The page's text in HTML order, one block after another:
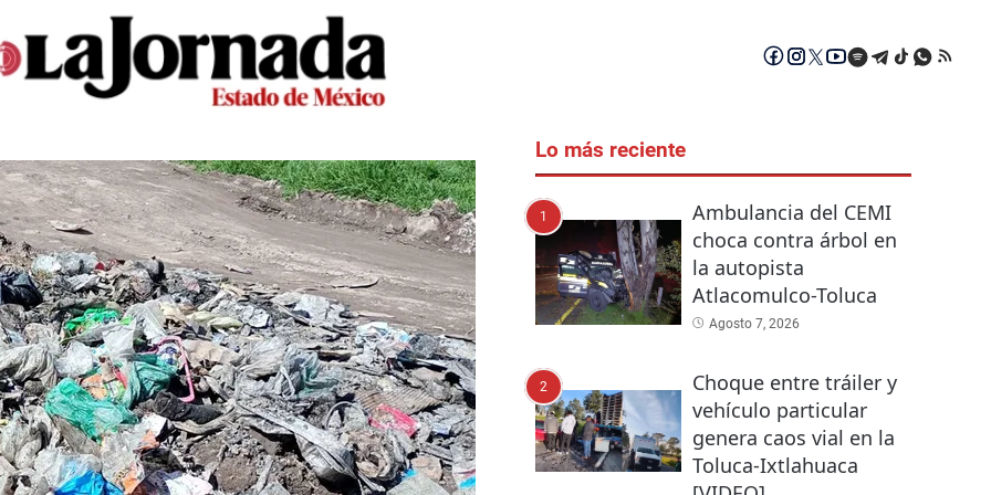
Lo más reciente
1
Ambulancia del CEMI
choca contra árbol en
la autopista
Atlacomulco-Toluca
Agosto 7, 2026
2
Choque entre tráiler y
vehículo particular
genera caos vial en la
Toluca-Ixtlahuaca